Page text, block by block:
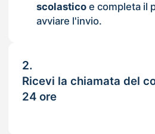
scolasticoe completa il
avviare l'invio.
2.
Ricevi la chiamata del
24 ore